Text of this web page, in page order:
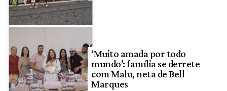
‘Muito amada por todo
mundo’: família se derrete
com Malu, neta de Bell
Marques